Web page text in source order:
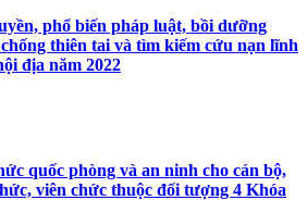
phổ biến pháp luật, bồi dưỡng
thiên tai và tìm kiếm cứu nạn lĩnh
địa năm 2022
quốc phòng và an ninh cho cán bộ,
viên chức thuộc đối tượng 4 Khóa